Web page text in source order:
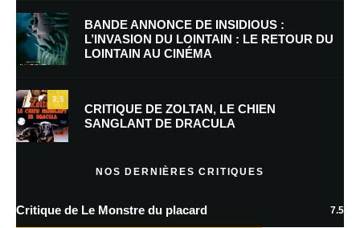
Enregistrer mon nom, mon e-mail et mon site dans le navigateur pour
mon prochain commentaire.
plus sur la façon dont les données de vos commentaires sont
BANDE ANNONCE DE INSIDIOUS :
L’INVASION DU LOINTAIN : LE RETOUR DU
LOINTAIN AU CINÉMA
7.5
CRITIQUE DE ZOLTAN, LE CHIEN
SANGLANT DE DRACULA
NOS DERNIÈRES CRITIQUES
Critique de Le Monstre du placard 7.5